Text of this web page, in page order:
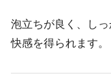
泡立ちが良く、し
快感を得られます。